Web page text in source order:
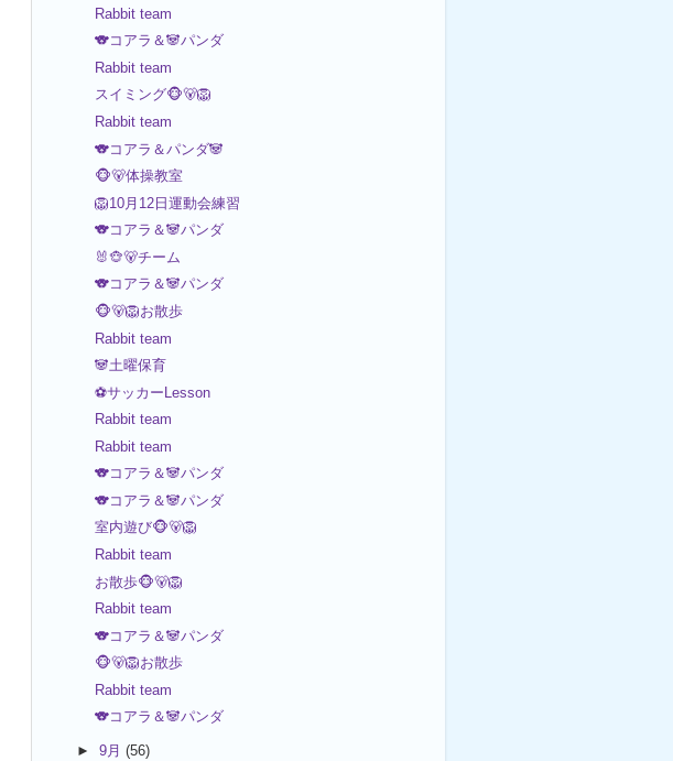
Rabbit team
🐨コアラ＆🐼パンダ
Rabbit team
スイミング🐵🐻🦁
Rabbit team
🐨コアラ＆パンダ🐼
🐵🐻体操教室
🦁10月12日運動会練習
🐨コアラ＆🐼パンダ
🐰🐵🐻チーム
🐨コアラ＆🐼パンダ
🐵🐻🦁お散歩
Rabbit team
🐼土曜保育
⚽️サッカーLesson
Rabbit team
Rabbit team
🐨コアラ＆🐼パンダ
🐨コアラ＆🐼パンダ
室内遊び🐵🐻🦁
Rabbit team
お散歩🐵🐻🦁
Rabbit team
🐨コアラ＆🐼パンダ
🐵🐻🦁お散歩
Rabbit team
🐨コアラ＆🐼パンダ
►9月(56)